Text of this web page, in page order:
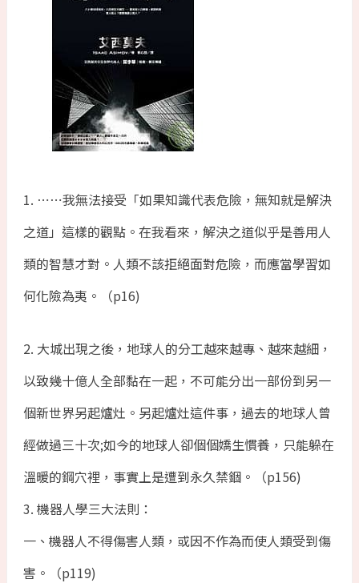
1. ⋯⋯我無法接受「如果知識代表危險，無知就是解決
之道」這樣的觀點。在我看來，解決之道似乎是善用人
類的智慧才對。人類不該拒絕面對危險，而應當學習如
何化險為夷。（p16)
2. 大城出現之後，地球人的分工越來越專、越來越細，
以致幾十億人全部黏在一起，不可能分出一部份到另一
個新世界另起爐灶。另起爐灶這件事，過去的地球人曾
經做過三十次;如今的地球人卻個個嬌生慣養，只能躲在
溫暖的鋼穴裡，事實上是遭到永久禁錮。（p156)
3. 機器人學三大法則：
一、機器人不得傷害人類，或因不作為而使人類受到傷
害。（p119)